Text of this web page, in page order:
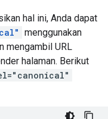
hal ini, Anda dapat
menggunakan
mengambil URL
halaman. Berikut